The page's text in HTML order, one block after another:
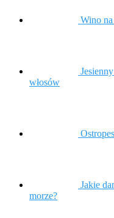
Wino
włosów
Jakie
morze?